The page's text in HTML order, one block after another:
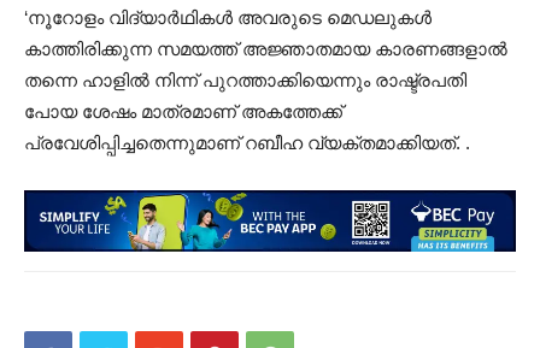
‘നൂറോളം വിദ്യാർഥികൾ അവരുടെ മെഡലുകൾ
കാത്തിരിക്കുന്ന സമയത്ത് അജ്ഞാതമായ കാരണങ്ങളാൽ
തന്നെ ഹാളിൽ നിന്ന് പുറത്താക്കിയെന്നും രാഷ്ട്രപതി
പോയ ശേഷം മാത്രമാണ് അകത്തേക്ക്
പ്രവേശിപ്പിച്ചതെന്നുമാണ് റബീഹ വ്യക്തമാക്കിയത്. .